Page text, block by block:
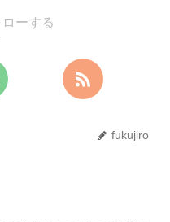
ーする
fukujiro